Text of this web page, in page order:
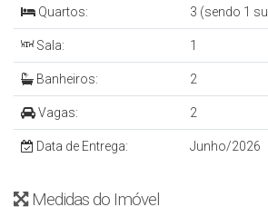
- Água Quente nos Banheiros e
- 2 Vagas de Garagem
- 93 m² Privativos
EMPREENDIMENTO
- Espelho D'Água
Quartos: 3 (sendo 1
Sala: 1
Banheiros: 2
Vagas: 2
Data de Entrega: Junho/2026
Medidas do Imóvel